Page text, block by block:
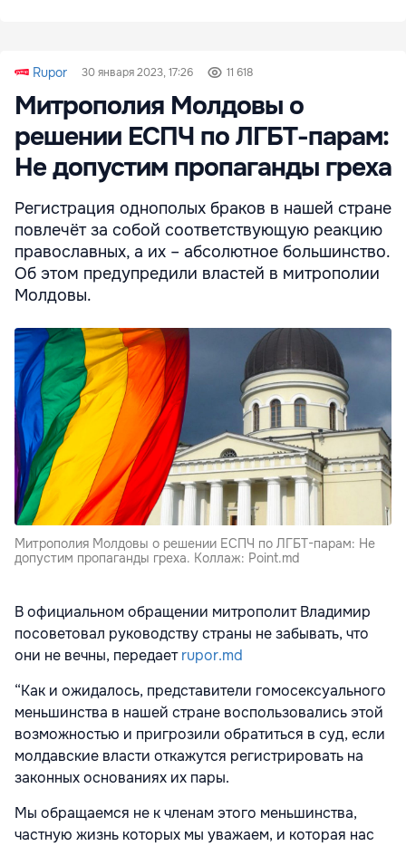
Rupor 30 января 2023, 17:26 11 618
Митрополия Молдовы о
решении ЕСПЧ по ЛГБТ-парам:
Не допустим пропаганды греха
Регистрация однополых браков в нашей стране
повлечёт за собой соответствующую реакцию
православных, а их – абсолютное большинство.
Об этом предупредили властей в митрополии
Молдовы.
Митрополия Молдовы о решении ЕСПЧ по ЛГБТ-парам: Не
допустим пропаганды греха. Коллаж: Point.md
В официальном обращении митрополит Владимир
посоветовал руководству страны не забывать, что
они не вечны, передаетrupor.md
“Как и ожидалось, представители гомосексуального
меньшинства в нашей стране воспользовались этой
возможностью и пригрозили обратиться в суд, если
молдавские власти откажутся регистрировать на
законных основаниях их пары.
Мы обращаемся не к членам этого меньшинства,
частную жизнь которых мы уважаем, и которая нас